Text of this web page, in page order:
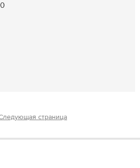
страница